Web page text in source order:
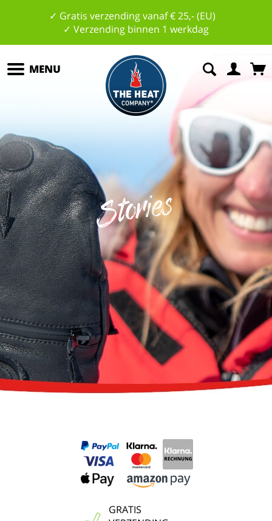
✓ Gratis verzending vanaf € 25,- (EU)
✓ Verzending binnen 1 werkdag
Stories
MENU
GRATIS